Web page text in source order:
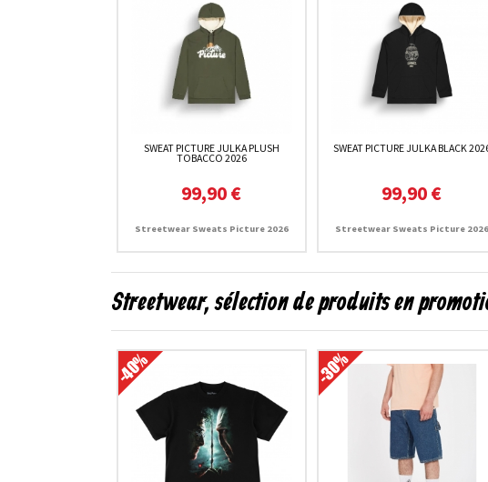
SWEAT PICTURE JULKA PLUSH
TOBACCO 2026
99,90 €
Streetwear Sweats Picture 2026
SWEAT PICTURE JULKA BLACK
99,90 €
Streetwear Sweats Picture 2026
Streetwear, sélection de produits en